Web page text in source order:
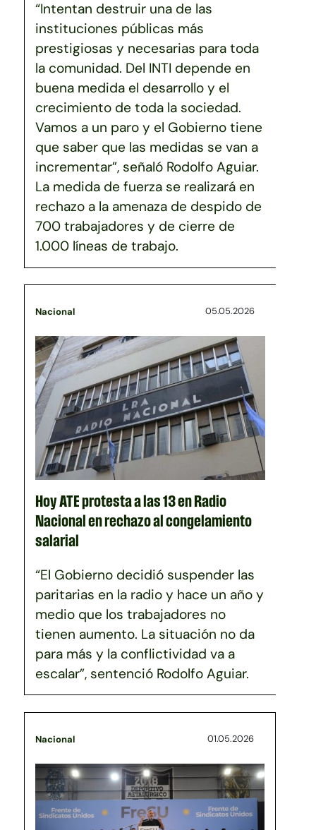
“Intentan destruir una de las
instituciones públicas más
prestigiosas y necesarias para toda
la comunidad. Del INTI depende en
buena medida el desarrollo y el
crecimiento de toda la sociedad.
Vamos a un paro y el Gobierno tiene
que saber que las medidas se van a
incrementar”, señaló Rodolfo Aguiar.
La medida de fuerza se realizará en
rechazo a la amenaza de despido de
700 trabajadores y de cierre de
1.000 líneas de trabajo.
Nacional 05.05.2026
Hoy ATE protesta a las 13 en Radio
Nacional en rechazo al congelamiento
salarial
“El Gobierno decidió suspender las
paritarias en la radio y hace un año y
medio que los trabajadores no
tienen aumento. La situación no da
para más y la conflictividad va a
escalar”, sentenció Rodolfo Aguiar.
Nacional 01.05.2026